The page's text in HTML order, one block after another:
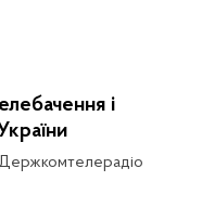
і
Держкомтелерадіо